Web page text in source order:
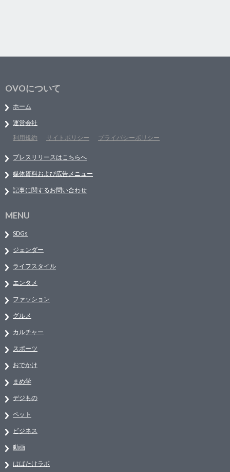
OVOについて
ホーム
運営会社
利用規約
サイトポリシー プライバシーポリシー
プレスリリースはこちらへ
媒体資料および広告メニュー
記事に関するお問い合わせ
MENU
SDGs
ジェンダー
ライフスタイル
エンタメ
ファッション
グルメ
カルチャー
スポーツ
おでかけ
まめ学
デジもの
ペット
ビジネス
動画
はばたけラボ